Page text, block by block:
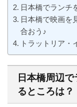
日本橋でランチ
日本橋で映画を
合おう♪
トラットリア・
日本橋周辺
るところは？